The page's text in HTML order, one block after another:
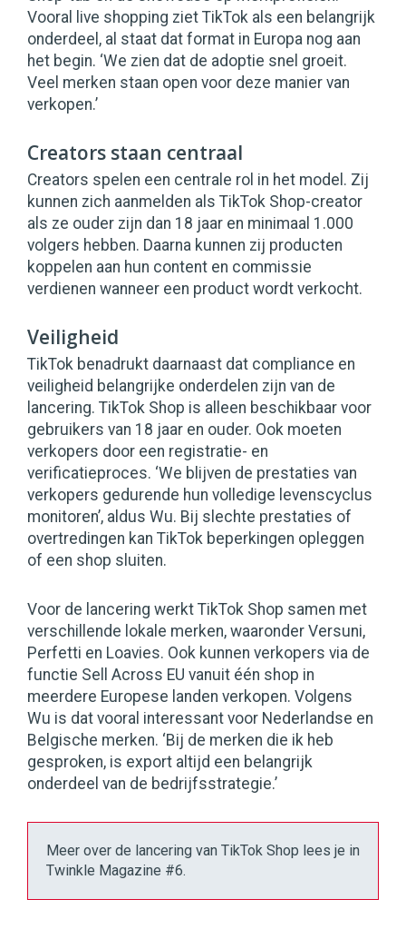
Vooral live shopping ziet TikTok als een belangrijk
onderdeel, al staat dat format in Europa nog aan
het begin. ‘We zien dat de adoptie snel groeit.
Veel merken staan open voor deze manier van
verkopen.’
Creators staan centraal
Creators spelen een centrale rol in het model. Zij
kunnen zich aanmelden als TikTok Shop-creator
als ze ouder zijn dan 18 jaar en minimaal 1.000
volgers hebben. Daarna kunnen zij producten
koppelen aan hun content en commissie
verdienen wanneer een product wordt verkocht.
Veiligheid
TikTok benadrukt daarnaast dat compliance en
veiligheid belangrijke onderdelen zijn van de
lancering. TikTok Shop is alleen beschikbaar voor
gebruikers van 18 jaar en ouder. Ook moeten
verkopers door een registratie- en
verificatieproces. ‘We blijven de prestaties van
verkopers gedurende hun volledige levenscyclus
monitoren’, aldus Wu. Bij slechte prestaties of
overtredingen kan TikTok beperkingen opleggen
of een shop sluiten.
Voor de lancering werkt TikTok Shop samen met
verschillende lokale merken, waaronder Versuni,
Perfetti en Loavies. Ook kunnen verkopers via de
functie Sell Across EU vanuit één shop in
meerdere Europese landen verkopen. Volgens
Wu is dat vooral interessant voor Nederlandse en
Belgische merken. ‘Bij de merken die ik heb
gesproken, is export altijd een belangrijk
onderdeel van de bedrijfsstrategie.’
Meer over de lancering van TikTok Shop lees je in
Twinkle Magazine #6.